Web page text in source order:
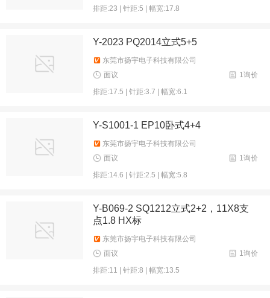
排距:23 | 针距:5 | 幅宽:17.8
Y-2023 PQ2014立式5+5
东莞市扬宇电子科技有限公司
1询价
面议
排距:17.5 | 针距:3.7 | 幅宽:6.1
Y-S1001-1 EP10卧式4+4
东莞市扬宇电子科技有限公司
1询价
面议
排距:14.6 | 针距:2.5 | 幅宽:5.8
Y-B069-2 SQ1212立式2+2，11X8支
点1.8 HX标
东莞市扬宇电子科技有限公司
1询价
面议
排距:11 | 针距:8 | 幅宽:13.5